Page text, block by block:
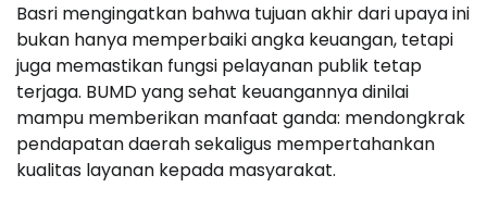
Basri mengingatkan bahwa tujuan akhir dari upaya ini
bukan hanya memperbaiki angka keuangan, tetapi
juga memastikan fungsi pelayanan publik tetap
terjaga. BUMD yang sehat keuangannya dinilai
mampu memberikan manfaat ganda: mendongkrak
pendapatan daerah sekaligus mempertahankan
kualitas layanan kepada masyarakat.